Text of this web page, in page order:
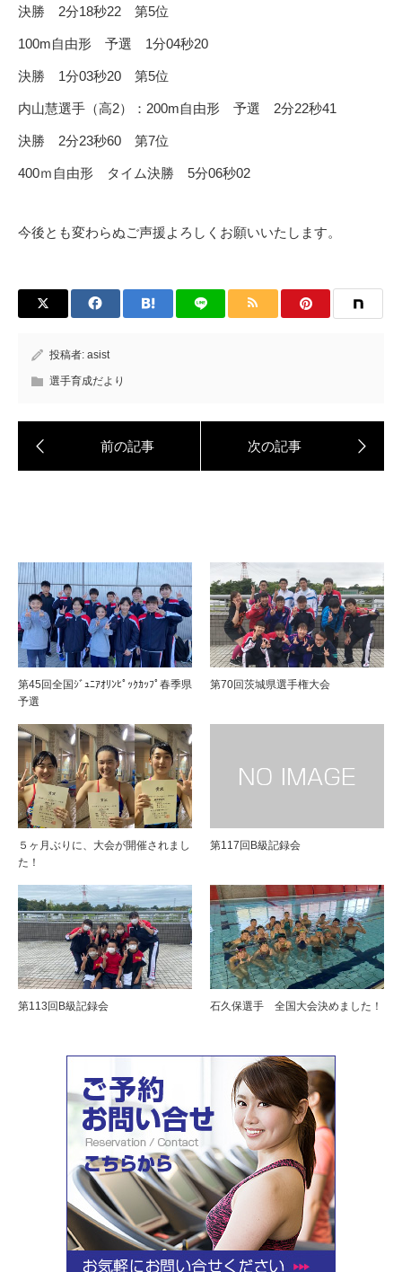
決勝 2分18秒22 第5位
100m自由形 予選 1分04秒20
決勝 1分03秒20 第5位
内山慧選手（高2）：200m自由形 予選 2分22秒41
決勝 2分23秒60 第7位
400ｍ自由形 タイム決勝 5分06秒02
今後とも変わらぬご声援よろしくお願いいたします。
投稿者: asist
選手育成だより
第45回全国ｼﾞｭﾆｱｵﾘﾝﾋﾟｯｸｶｯﾌﾟ春季県
予選
第70回茨城県選手権大会
５ヶ月ぶりに、大会が開催されまし
た！
第117回B級記録会
第113回B級記録会 石久保選手 全国大会決めました！